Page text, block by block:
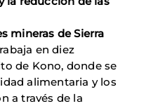
mineras de Sierra
en diez
de Kono, donde se
alimentaria y los
a través de la